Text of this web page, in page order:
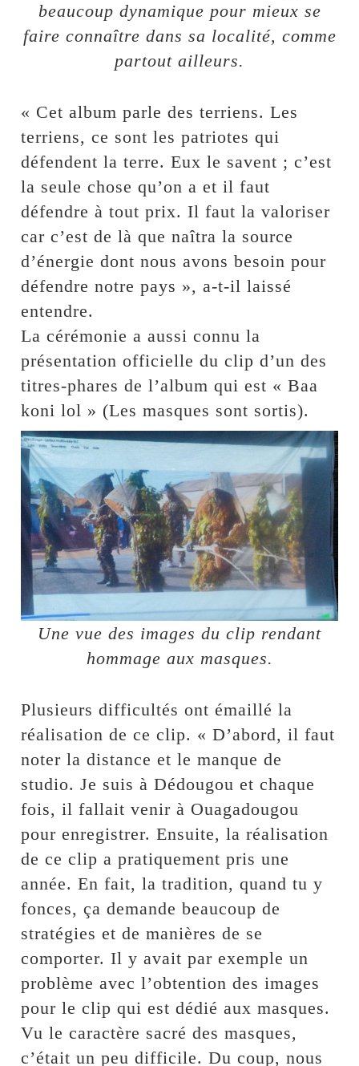
beaucoup dynamique pour mieux se
faire connaître dans sa localité, comme
partout ailleurs.
« Cet album parle des terriens. Les
terriens, ce sont les patriotes qui
défendent la terre. Eux le savent ; c’est
la seule chose qu’on a et il faut
défendre à tout prix. Il faut la valoriser
car c’est de là que naîtra la source
d’énergie dont nous avons besoin pour
défendre notre pays », a-t-il laissé
entendre.
La cérémonie a aussi connu la
présentation officielle du clip d’un des
titres-phares de l’album qui est « Baa
koni lol » (Les masques sont sortis).
Une vue des images du clip rendant
hommage aux masques.
Plusieurs difficultés ont émaillé la
réalisation de ce clip. « D’abord, il faut
noter la distance et le manque de
studio. Je suis à Dédougou et chaque
fois, il fallait venir à Ouagadougou
pour enregistrer. Ensuite, la réalisation
de ce clip a pratiquement pris une
année. En fait, la tradition, quand tu y
fonces, ça demande beaucoup de
stratégies et de manières de se
comporter. Il y avait par exemple un
problème avec l’obtention des images
pour le clip qui est dédié aux masques.
Vu le caractère sacré des masques,
c’était un peu difficile. Du coup, nous